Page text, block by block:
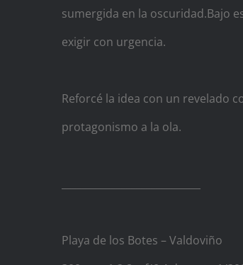
sumergida en la oscuridad.Bajo
exigir con urgencia.
Reforcé la idea con un revelado
protagonismo a la ola.
Playa de los Botes – Valdoviño